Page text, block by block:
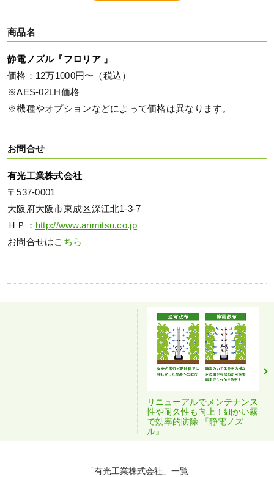
商品名
静電ノズル『フロリア 』
価格：12万1000円〜（税込）
※AES-02LH価格
※機種やオプションなどによって価格は異なります。
お問合せ
有光工業株式会社
〒537-0001
大阪府大阪市東成区深江北1-3-7
ＨＰ： http://www.arimitsu.co.jp
お問合せはこちら
リニューアルでメンテナンス
性や耐久性も向上！細かい霧
で効率的防除 『静電ノズ
ル』
「有光工業株式会社」